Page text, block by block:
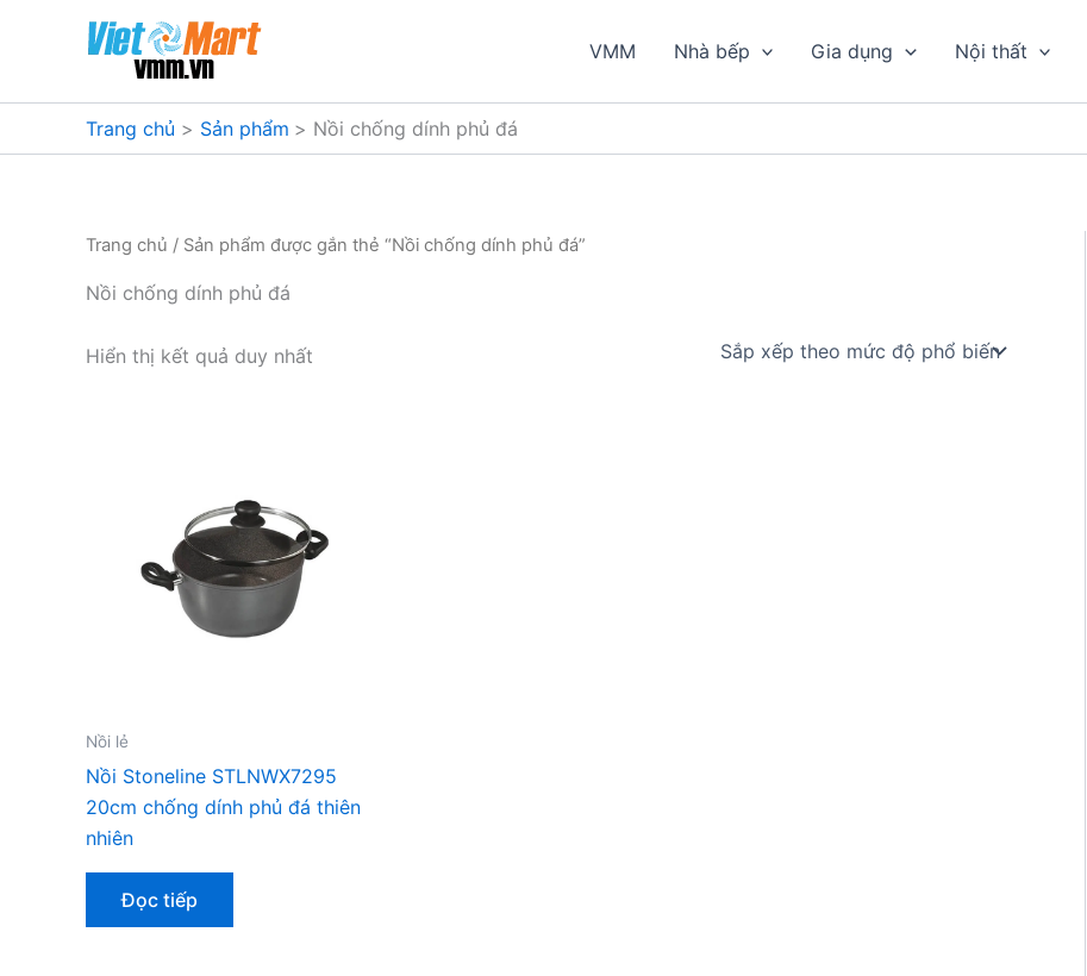
dung
VMM Nhà bếp Gia dụng Nội thất
Trang chủ Sản phẩm Nồi chống dính phủ đá
Trang chủ / Sản phẩm được gắn thẻ “Nồi chống dính phủ đá”
Nồi chống dính phủ đá
Hiển thị kết quả duy nhất
Nồi lẻ
Nồi Stoneline STLNWX7295
20cm chống dính phủ đá thiên
nhiên
Đọc tiếp